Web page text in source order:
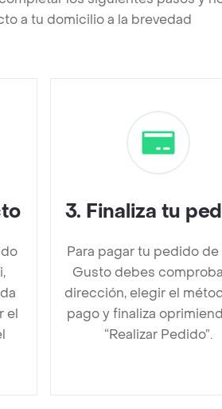
a tu domicilio a la brevedad
el
3. Finaliza tu
Para pagar tu pedido de
Gusto debes
dirección, elegir el
pago y finaliza
“Realizar Pedido”.